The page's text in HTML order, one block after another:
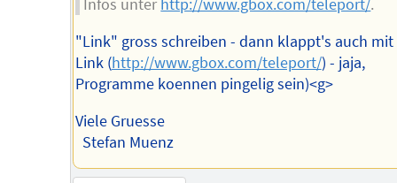
Infos unter http://www.gbox.com/teleport/.
"Link" gross schreiben - dann klappt's auch mit
Link (http://www.gbox.com/teleport/) - jaja,
Programme koennen pingelig sein)<g>
Viele Gruesse
Stefan Muenz